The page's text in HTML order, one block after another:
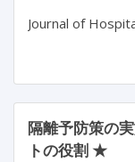
Journal of
隔離予防策の
トの役割 ★